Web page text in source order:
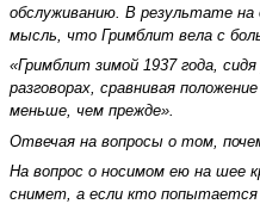
обслуживанию. В результате
мысль, что Гримблит вела с
«Гримблит зимой 1937 года,
разговорах, сравнивая
меньше, чем прежде».
Отвечая на вопросы о том,
На вопрос о носимом ею на шее
снимет, а если кто попытается